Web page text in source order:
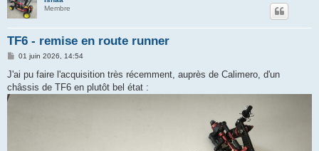
Membre
TF6 - remise en route runner
M
s
a
01 juin 2026, 14:54
J'ai pu faire l'acquisition très récemment, auprès de Calimero, d'un
châssis de TF6 en plutôt bel état :